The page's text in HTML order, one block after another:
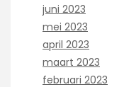
juni 2023
mei 2023
april 2023
maart 2023
februari 2023